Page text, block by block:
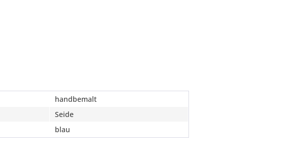
handbemalt
Seide
blau